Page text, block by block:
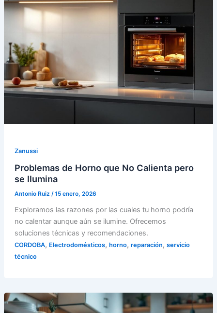
Zanussi
Problemas de Horno que No Calienta pero
se Ilumina
Antonio Ruiz /15 enero, 2026
Exploramos las razones por las cuales tu horno podría
no calentar aunque aún se ilumine. Ofrecemos
soluciones técnicas y recomendaciones.
CORDOBA, Electrodomésticos, horno, reparación, servicio
técnico